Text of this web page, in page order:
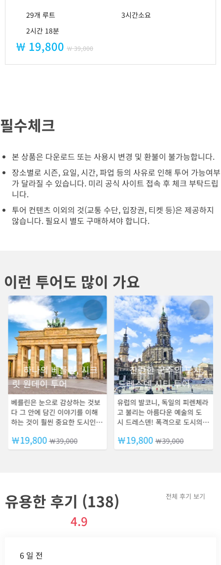
29개 루트
3시간소요
2시간 18분
￦ 19,800 ￦ 39,000
필수체크
본 상품은 다운로드 또는 사용시 변경 및 환불이 불가능합니다.
장소별로 시즌, 요일, 시간, 파업 등의 사유로 인해 투어 가능여부
가 달라질 수 있습니다. 미리 공식 사이트 접속 후 체크 부탁드립
니다.
투어 컨텐츠 이외의 것(교통 수단, 입장권, 티켓 등)은 제공하지
않습니다. 필요시 별도 구매하셔야 합니다.
이런 투어도 많이 가요
하나의 베를린, 시크
릿 원데이 투어
베를린은 눈으로 감상하는 것보
다 그 안에 담긴 이야기를 이해
하는 것이 훨씬 중요한 도시인
꼭 필요한 장소들을 최적의 동
선으로 구성했습니다. 도시에 숨
￦19,800 ￦39,000
찬란한 군주의 도시,
드레스덴 시티 투어
유럽의 발코니, 독일의 피렌체라
고 불리는 아름다운 예술의 도
시 드레스덴! 폭격으로 도시의
재건을 이루어낸 도시이자, 작
센 군주들의 찬란한 유산이 남
￦19,800 ￦39,000
유용한 후기 (138)
4.9
전체 후기 보기
6 일 전